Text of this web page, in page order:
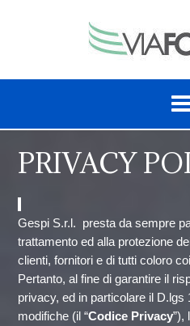
t
o
PRIVACY
Gespi S.r.l. presta da sempre
trattamento ed alla protezione
clienti, fornitori e di tutti coloro
Pertanto, al fine di garantire il
privacy, ed in particolare il
modifiche (il “Codice Privacy”),